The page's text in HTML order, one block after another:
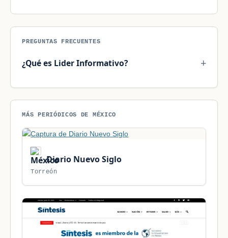
PREGUNTAS FRECUENTES
¿Qué es Lider Informativo?
MÁS PERIÓDICOS DE MÉXICO
Diario Nuevo Siglo
Torreón